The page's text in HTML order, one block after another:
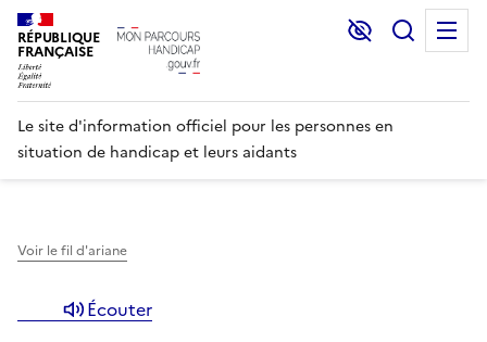
RÉPUBLIQUE
FRANÇAISE
Lecture et
Le site d'information officiel pour les personnes en
situation de handicap et leurs aidants
Voir le fil d'ariane
Écouter